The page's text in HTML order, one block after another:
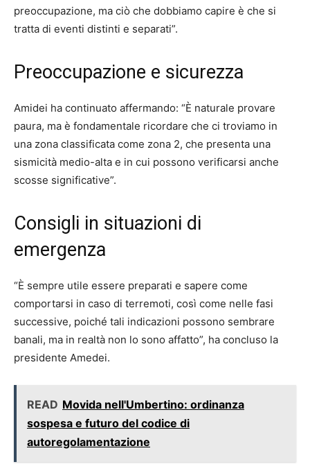
preoccupazione, ma ciò che dobbiamo capire è che si
tratta di eventi distinti e separati”.
Preoccupazione e sicurezza
Amidei ha continuato affermando: “È naturale provare
paura, ma è fondamentale ricordare che ci troviamo in
una zona classificata come zona 2, che presenta una
sismicità medio-alta e in cui possono verificarsi anche
scosse significative”.
Consigli in situazioni di
emergenza
“È sempre utile essere preparati e sapere come
comportarsi in caso di terremoti, così come nelle fasi
successive, poiché tali indicazioni possono sembrare
banali, ma in realtà non lo sono affatto”, ha concluso la
presidente Amedei.
READ Movida nell'Umbertino: ordinanza
sospesa e futuro del codice di
autoregolamentazione